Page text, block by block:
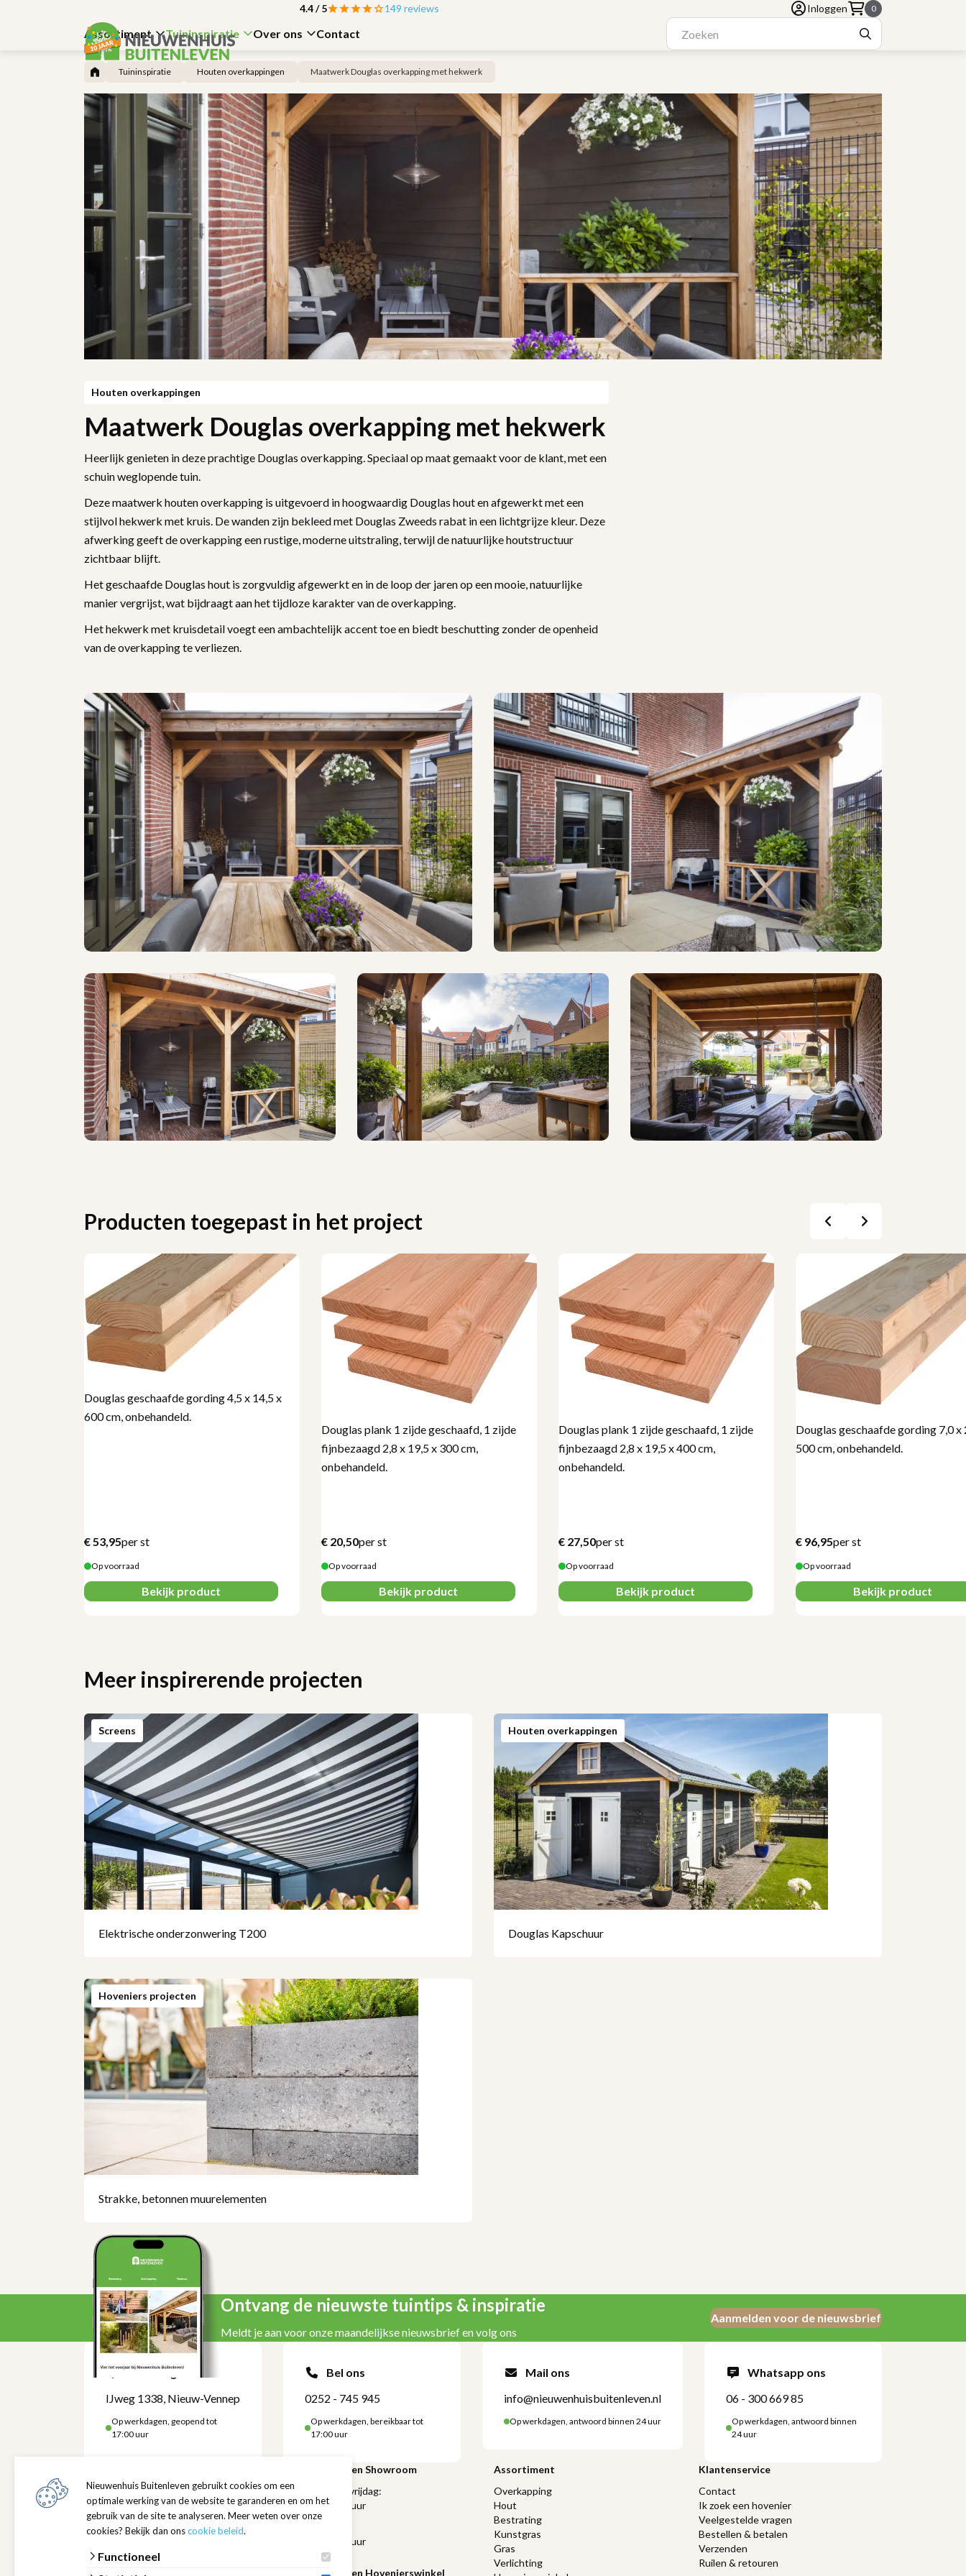
4.4/ 5 149 reviews Inloggen 0
Assortiment Tuininspiratie Over ons Contact
Tuininspiratie Houten overkappingen Maatwerk Douglas overkapping met hekwerk
Houten overkappingen
Maatwerk Douglas overkapping met hekwerk
Heerlijk genieten in deze prachtige Douglas overkapping. Speciaal op maat gemaakt voor de klant, met een
schuin weglopende tuin.
Deze maatwerk houten overkapping is uitgevoerd in hoogwaardig Douglas hout en afgewerkt met een
stijlvol hekwerk met kruis. De wanden zijn bekleed met Douglas Zweeds rabat in een lichtgrijze kleur. Deze
afwerking geeft de overkapping een rustige, moderne uitstraling, terwijl de natuurlijke houtstructuur
zichtbaar blijft.
Het geschaafde Douglas hout is zorgvuldig afgewerkt en in de loop der jaren op een mooie, natuurlijke
manier vergrijst, wat bijdraagt aan het tijdloze karakter van de overkapping.
Het hekwerk met kruisdetail voegt een ambachtelijk accent toe en biedt beschutting zonder de openheid
van de overkapping te verliezen.
Producten toegepast in het project
Douglas geschaafde gording 4,5 x 14,5 x
600 cm, onbehandeld.
€53,95per st
Op voorraad
Bekijk product
Douglas plank 1 zijde geschaafd, 1 zijde
fijnbezaagd 2,8 x 19,5 x 300 cm,
onbehandeld.
€ 20,50per st
Op voorraad
Bekijk product
Douglas plank 1 zijde geschaafd, 1 zijde
fijnbezaagd 2,8 x 19,5 x 400 cm,
onbehandeld.
€ 27,50per st
Op voorraad
Bekijk product
Douglas geschaafde gording 7,0 x
500 cm, onbehandeld.
€ 96,95per st
Op voorraad
Bekijk product
Meer inspirerende projecten
Screens
Elektrische onderzonwering T200
Houten overkappingen
Douglas Kapschuur
Hoveniers projecten
Strakke, betonnen muurelementen
Ontvang de nieuwste tuintips & inspiratie
Meldt je aan voor onze maandelijkse nieuwsbrief en volg ons
Aanmelden voor de nieuwsbrief
Kom langs
IJweg 1338, Nieuw-Vennep
Op werkdagen, geopend tot
17:00 uur
Bel ons
0252 - 745 945
Op werkdagen, bereikbaar tot
17:00 uur
Mail ons
info@nieuwenhuisbuitenleven.nl
Op werkdagen, antwoord binnen 24 uur
Whatsapp ons
06 - 300 669 85
Op werkdagen, antwoord binnen
24 uur
IJweg 1338
2152 NA Nieuw-Vennep
Toon route
Over ons
Ons team
Openingstijden Showroom
Maandag t/m vrijdag:
08:00 - 17:00 uur
08:00 - 16:00 uur
Openingstijden Hovenierswinkel
Assortiment
Overkapping
Hout
Bestrating
Kunstgras
Gras
Verlichting
Klantenservice
Contact
Ik zoek een hovenier
Veelgestelde vragen
Bestellen & betalen
Verzenden
Ruilen & retouren
Nieuwenhuis Buitenleven gebruikt cookies om een
optimale werking van de website te garanderen en om het
gebruik van de site te analyseren. Meer weten over onze
cookies? Bekijk dan onscookie beleid.
Functioneel